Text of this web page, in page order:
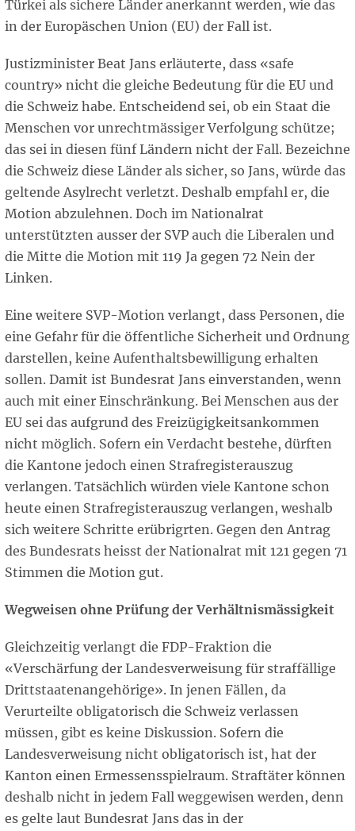
Türkei als sichere Länder anerkannt werden, wie das
in der Europäschen Union (EU) der Fall ist.
Justizminister Beat Jans erläuterte, dass «safe
country» nicht die gleiche Bedeutung für die EU und
die Schweiz habe. Entscheidend sei, ob ein Staat die
Menschen vor unrechtmässiger Verfolgung schütze;
das sei in diesen fünf Ländern nicht der Fall. Bezeichne
die Schweiz diese Länder als sicher, so Jans, würde das
geltende Asylrecht verletzt. Deshalb empfahl er, die
Motion abzulehnen. Doch im Nationalrat
unterstützten ausser der SVP auch die Liberalen und
die Mitte die Motion mit 119 Ja gegen 72 Nein der
Linken.
Eine weitere SVP-Motion verlangt, dass Personen, die
eine Gefahr für die öffentliche Sicherheit und Ordnung
darstellen, keine Aufenthaltsbewilligung erhalten
sollen. Damit ist Bundesrat Jans einverstanden, wenn
auch mit einer Einschränkung. Bei Menschen aus der
EU sei das aufgrund des Freizügigkeitsankommen
nicht möglich. Sofern ein Verdacht bestehe, dürften
die Kantone jedoch einen Strafregisterauszug
verlangen. Tatsächlich würden viele Kantone schon
heute einen Strafregisterauszug verlangen, weshalb
sich weitere Schritte erübrigrten. Gegen den Antrag
des Bundesrats heisst der Nationalrat mit 121 gegen 71
Stimmen die Motion gut.
Wegweisen ohne Prüfung der Verhältnismässigkeit
Gleichzeitig verlangt die FDP-Fraktion die
«Verschärfung der Landesverweisung für straffällige
Drittstaatenangehörige». In jenen Fällen, da
Verurteilte obligatorisch die Schweiz verlassen
müssen, gibt es keine Diskussion. Sofern die
Landesverweisung nicht obligatorisch ist, hat der
Kanton einen Ermessensspielraum. Straftäter können
deshalb nicht in jedem Fall weggewisen werden, denn
es gelte laut Bundesrat Jans das in der